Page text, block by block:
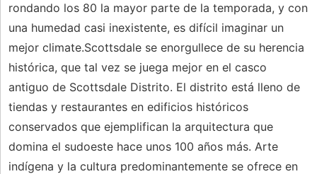
rondando los 80 la mayor parte de la temporada, y con
una humedad casi inexistente, es difícil imaginar un
mejor climate.Scottsdale se enorgullece de su herencia
histórica, que tal vez se juega mejor en el casco
antiguo de Scottsdale Distrito. El distrito está lleno de
tiendas y restaurantes en edificios históricos
conservados que ejemplifican la arquitectura que
domina el sudoeste hace unos 100 años más. Arte
indígena y la cultura predominantemente se ofrece en